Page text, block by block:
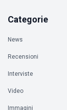
Categorie
News
Recensioni
Interviste
Video
Immagini